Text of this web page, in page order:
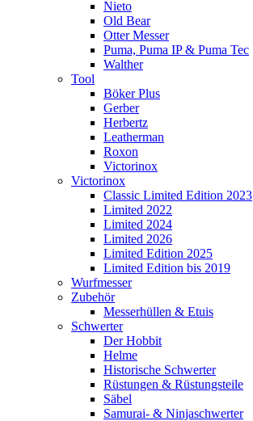
Nieto
Old Bear
Otter Messer
Puma, Puma IP & Puma Tec
Walther
Tool
Böker Plus
Gerber
Herbertz
Leatherman
Roxon
Victorinox
Victorinox
Classic Limited Edition 2023
Limited 2022
Limited 2024
Limited 2026
Limited Edition 2025
Limited Edition bis 2019
Wurfmesser
Zubehör
Messerhüllen & Etuis
Schwerter
Der Hobbit
Helme
Historische Schwerter
Rüstungen & Rüstungsteile
Säbel
Samurai- & Ninjaschwerter